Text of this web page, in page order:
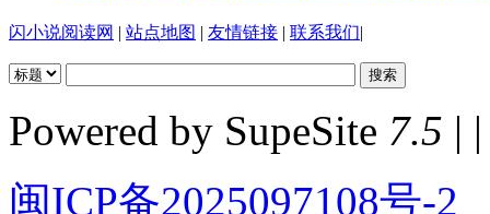
闪小说阅读网 | 站点地图 | 友情链接 | 联系我们|
Powered by SupeSite 7.5 | |
闽ICP备2025097108号-2